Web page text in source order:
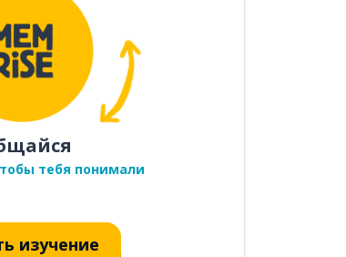
тебя понимали
изучение